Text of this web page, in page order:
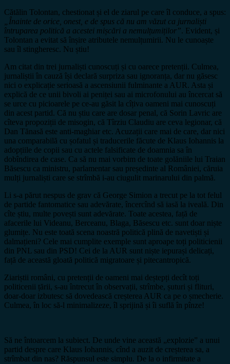
Cătălin Tolontan, chestionat și el de ziarul pe care îl conduce, a spus:
„Înainte de orice, onest, e de spus că nu am văzut ca jurnaliști
întruparea politică a acestei mișcări a nemulțumiților”. Evident, și
Tolontan a evitat să înșire atributele nemulțumirii. Nu le cunoaște
sau îl stingheresc. Nu știu!
Am citat din trei jurnaliști cunoscuți și cu oarece pretenții. Culmea,
jurnaliștii în cauză își declară surpriza sau ignoranța, dar nu găsesc
nici o explicație serioasă a ascensiunii fulminante a AUR. Asta și
explică de ce unii bivoli ai peniței sau ai microfonului au încercat să
se urce cu picioarele pe ce-au găsit la cîțiva oameni mai cunoscuți
din acest partid. Că nu știu care are dosar penal, că Sorin Lavric are
cîteva propoziții de misogin, că Tîrziu Claudiu are ceva legionar, că
Dan Tănasă este anti-maghiar etc. Acuzații care mai de care, dar nici
una comparabilă cu șofatul și traducerile făcute de Klaus Iohannis la
adopțiile de copii sau cu actele falsificate de doamnia sa în
dobîndirea de case. Ca să nu mai vorbim de toate golăniile lui Traian
Băsescu ca ministru, parlamentar sau președinte al României, căruia
mulți jurnaliști care se strîmbă i-au ciugulit marinarului din palmă.
Li s-a părut nespus de grav că George Simion a trecut pe la tot felul
de partide fantomatice sau adevărate, încercînd să iasă la iveală. Din
cîte știu, multe povești sunt adevărate. Toate acestea, față de
afacerile lui Videanu, Berceanu, Blaga, Băsescu etc. sunt doar niște
glumițe. Nu este toată scena noastră politică plină de navetiști și
dalmațieni? Cele mai cumplite exemple sunt aproape toți politicienii
din PNL sau din PSD! Cei de la AUR sunt niște iepurași delicați,
față de această gloată politică migratoare și pitecantropică.
Ziariștii români, cu pretenții de oameni mai deștepți decît toți
politicenii țării, s-au întrecut în observații, strîmbe, șuturi și flituri,
doar-doar izbutesc să dovedească creșterea AUR ca pe o șmecherie.
Culmea, în loc să-l minimalizeze, îl sprijină și îi suflă în pînze!
Să ne întoarcem la subiect. De unde vine această „explozie” a unui
partid despre care Klaus Iohannis, cînd a auzit de creșterea sa, a
strîmbat din nas? Răspunsul este simplu. De la o infirmitate a